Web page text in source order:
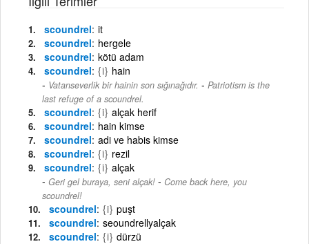
scoundrel it
scoundrel hergele
scoundrel kötü adam
scoundrel {i} hain
Vatanseverlik bir hainin son sığınağıdır. - Patriotism is the
last refuge of a scoundrel.
scoundrel {i} alçak herif
scoundrel hain kimse
scoundrel adi ve habis kimse
scoundrel {i} rezil
scoundrel {i} alçak
Geri gel buraya, seni alçak! - Come back here, you
scoundrel!
scoundrel {i} puşt
scoundrel seoundrellyalçak
scoundrel {i} dürzü